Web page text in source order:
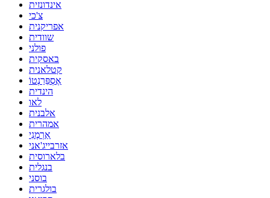
אינדונזית
צ'כי
אפריקנית
שוודית
פולני
באסקית
קטלאנית
אֶסְפֵּרַנְטוֹ
הינדית
לאו
אלבנית
אמהרית
אַרְמֶנִי
אזרבייג'אני
בלארוסית
בנגלית
בוסני
בולגרית